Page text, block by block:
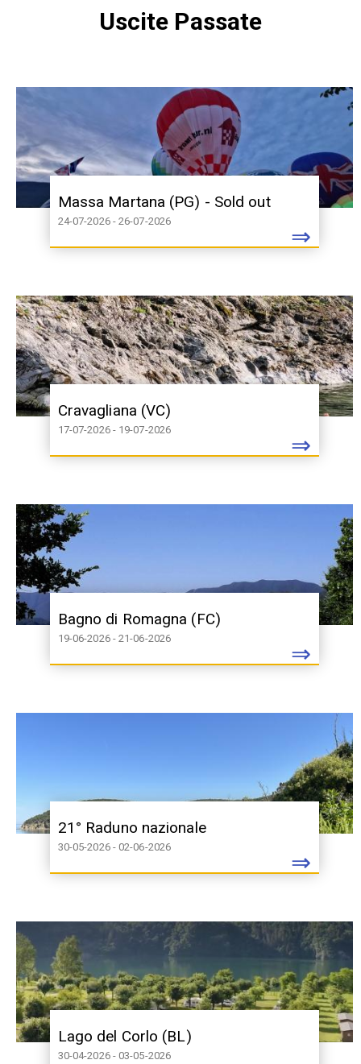
Uscite Passate
Massa Martana (PG) - Sold out
24-07-2026 - 26-07-2026
⇒
Cravagliana (VC)
17-07-2026 - 19-07-2026
⇒
Bagno di Romagna (FC)
19-06-2026 - 21-06-2026
⇒
21° Raduno nazionale
30-05-2026 - 02-06-2026
⇒
Lago del Corlo (BL)
30-04-2026 - 03-05-2026